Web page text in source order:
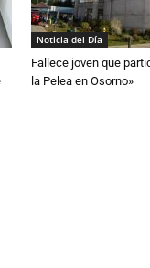
Noticia del Día
Fallece joven que
la Pelea en Osorno»